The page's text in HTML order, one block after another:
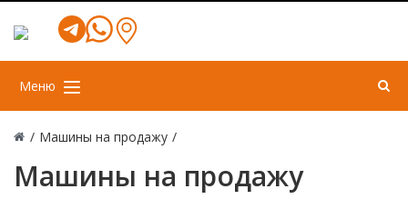
Меню
/ Машины на продажу /
Машины на продажу